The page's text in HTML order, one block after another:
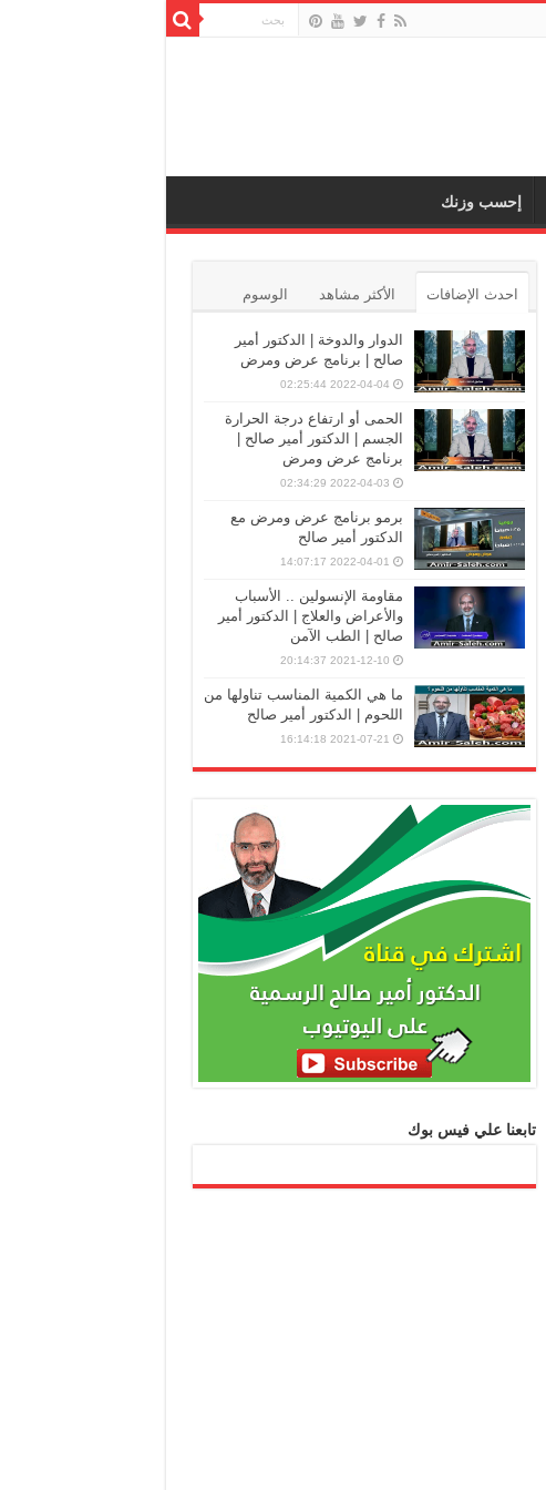
إحسب وزنك
احدث الإضافات الأكثر مشاهد الوسوم
الدوار والدوخة | الدكتور أمير
صالح | برنامج عرض ومرض
2022-04-04 02:25:44
الحمى أو ارتفاع درجة الحرارة
الجسم | الدكتور أمير صالح |
برنامج عرض ومرض
2022-04-03 02:34:29
برمو برنامج عرض ومرض مع
الدكتور أمير صالح
2022-04-01 14:07:17
مقاومة الإنسولين .. الأسباب
والأعراض والعلاج | الدكتور أمير
صالح | الطب الآمن
2021-12-10 20:14:37
ما هي الكمية المناسب تناولها من
اللحوم | الدكتور أمير صالح
2021-07-21 16:14:18
تابعنا علي فيس بوك